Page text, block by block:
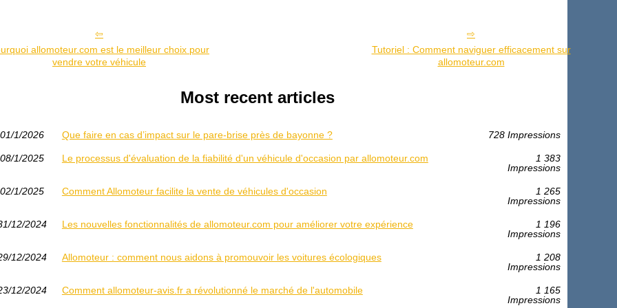
allomoteur.com est le meilleur choix pour
vendre votre véhicule
Tutoriel : Comment naviguer efficacement sur
allomoteur.com
Most recent articles
01/1/2026 Que faire en cas d’impact sur le pare-brise près de bayonne ? 728 Impressions
08/1/2025 Le processus d'évaluation de la fiabilité d'un véhicule d'occasion par allomoteur.com
1 383
Impressions
02/1/2025 Comment Allomoteur facilite la vente de véhicules d'occasion
1 265
Impressions
12/2024 Les nouvelles fonctionnalités de allomoteur.com pour améliorer votre expérience
1 196
Impressions
12/2024 Allomoteur : comment nous aidons à promouvoir les voitures écologiques
1 208
Impressions
12/2024 Comment allomoteur-avis.fr a révolutionné le marché de l'automobile
1 165
Impressions